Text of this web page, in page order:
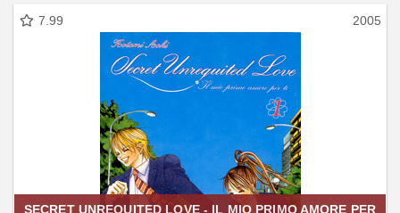
7.99 2005
SECRET UNREQUITED LOVE - IL MIO PRIMO AMORE PER